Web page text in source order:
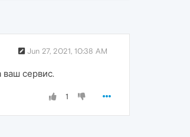
Jun 27, 2021, 10:38 AM
ваш сервис.
1